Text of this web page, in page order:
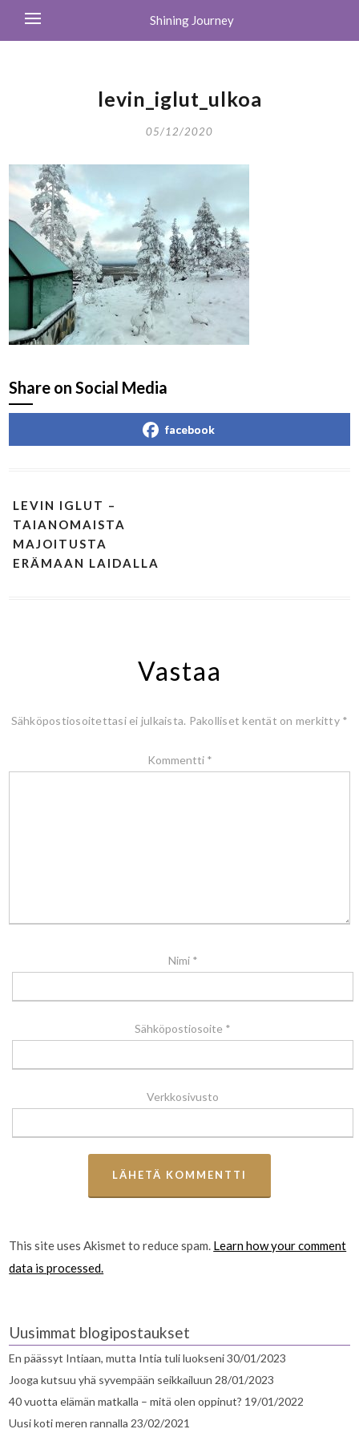
Shining Journey
levin_iglut_ulkoa
05/12/2020
Share on Social Media
facebook
LEVIN IGLUT –
TAIANOMAISTA
MAJOITUSTA
ERÄMAAN LAIDALLA
Vastaa
Sähköpostiosoitettasi ei julkaista. Pakolliset kentät on merkitty *
Kommentti *
Nimi *
Sähköpostiosoite *
Verkkosivusto
This site uses Akismet to reduce spam. Learn how your comment
data is processed.
Uusimmat blogipostaukset
En päässyt Intiaan, mutta Intia tuli luokseni30/01/2023
Jooga kutsuu yhä syvempään seikkailuun 28/01/2023
40 vuotta elämän matkalla – mitä olen oppinut? 19/01/2022
Uusi koti meren rannalla 23/02/2021